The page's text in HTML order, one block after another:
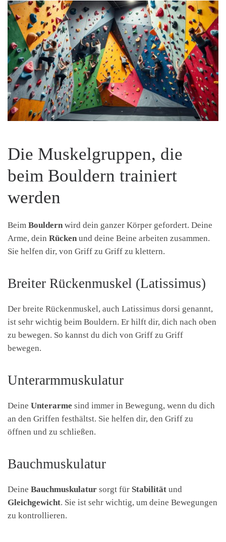
Die Muskelgruppen, die
beim Bouldern trainiert
werden
Beim Bouldern wird dein ganzer Körper gefordert. Deine
Arme, dein Rücken und deine Beine arbeiten zusammen.
Sie helfen dir, von Griff zu Griff zu klettern.
Breiter Rückenmuskel (Latissimus)
Der breite Rückenmuskel, auch Latissimus dorsi genannt,
ist sehr wichtig beim Bouldern. Er hilft dir, dich nach oben
zu bewegen. So kannst du dich von Griff zu Griff
bewegen.
Unterarmmuskulatur
Deine Unterarme sind immer in Bewegung, wenn du dich
an den Griffen festhältst. Sie helfen dir, den Griff zu
öffnen und zu schließen.
Bauchmuskulatur
Deine Bauchmuskulatur sorgt für Stabilität und
Gleichgewicht. Sie ist sehr wichtig, um deine Bewegungen
zu kontrollieren.